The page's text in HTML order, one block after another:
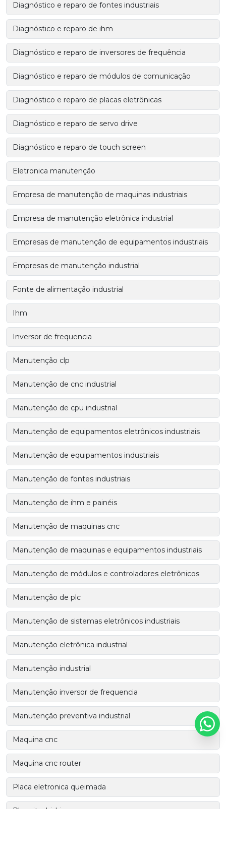
Diagnóstico e reparo de fontes industriais
Diagnóstico e reparo de ihm
Diagnóstico e reparo de inversores de frequência
Diagnóstico e reparo de módulos de comunicação
Diagnóstico e reparo de placas eletrônicas
Diagnóstico e reparo de servo drive
Diagnóstico e reparo de touch screen
Eletronica manutenção
Empresa de manutenção de maquinas industriais
Empresa de manutenção eletrônica industrial
Empresas de manutenção de equipamentos industriais
Empresas de manutenção industrial
Fonte de alimentação industrial
Ihm
Inversor de frequencia
Manutenção clp
Manutenção de cnc industrial
Manutenção de cpu industrial
Manutenção de equipamentos eletrônicos industriais
Manutenção de equipamentos industriais
Manutenção de fontes industriais
Manutenção de ihm e painéis
Manutenção de maquinas cnc
Manutenção de maquinas e equipamentos industriais
Manutenção de módulos e controladores eletrônicos
Manutenção de plc
Manutenção de sistemas eletrônicos industriais
Manutenção eletrônica industrial
Manutenção industrial
Manutenção inversor de frequencia
Manutenção preventiva industrial
Maquina cnc
Maquina cnc router
Placa eletronica queimada
Plc mitsubishi